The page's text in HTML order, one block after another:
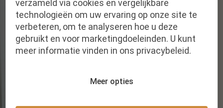
verzameld via cookies en vergelijkbare
technologieën om uw ervaring op onze site te
verbeteren, om te analyseren hoe u deze
gebruikt en voor marketingdoeleinden. U kunt
meer informatie vinden in ons privacybeleid.
Meer opties